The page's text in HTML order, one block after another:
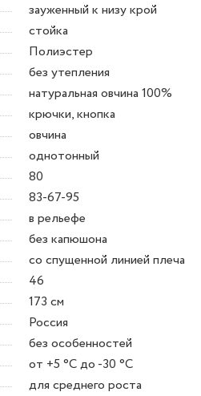
зауженный к низу крой
стойка
Полиэстер
без утепления
натуральная овчина 100%
крючки, кнопка
овчина
однотонный
80
83-67-95
в рельефе
без капюшона
со спущенной линией плеча
46
173 см
Россия
без особенностей
от +5 °C до -30 °C
для среднего роста